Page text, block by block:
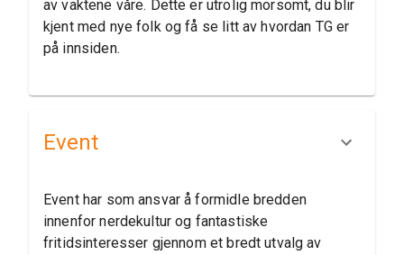
av vaktene våre. Dette er utrolig morsomt, du blir
kjent med nye folk og få se litt av hvordan TG er
på innsiden.
Event
Event har som ansvar å formidle bredden
innenfor nerdekultur og fantastiske
fritidsinteresser gjennom et bredt utvalg av